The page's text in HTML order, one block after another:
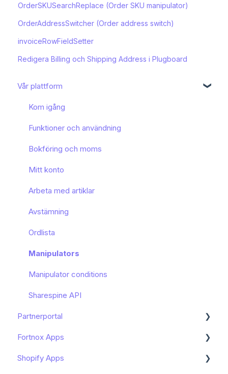
OrderSKUSearchReplace (Order SKU manipulator)
OrderAddressSwitcher (Order address switch)
invoiceRowFieldSetter
Redigera Billing och Shipping Address i Plugboard
Vår plattform
Kom igång
Funktioner och användning
Bokföring och moms
Mitt konto
Arbeta med artiklar
Avstämning
Ordlista
Manipulators
Manipulator conditions
Sharespine API
Partnerportal
Dashboard
Onboarding av slutkund
Fortnox Apps
Kom igång - Fortnox Marketplace
Shopify Apps